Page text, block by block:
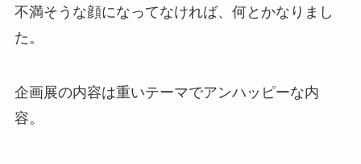
不満そうな顔になってなければ、何とかなりまし
た。
企画展の内容は重いテーマでアンハッピーな内
容。